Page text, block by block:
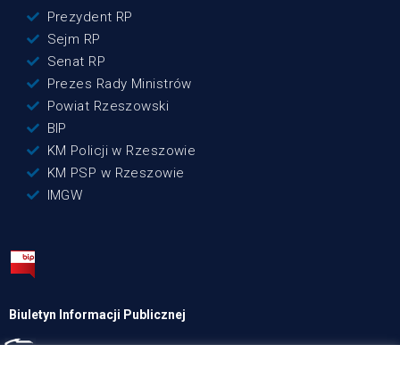
Prezydent RP
Sejm RP
Senat RP
Prezes Rady Ministrów
Powiat Rzeszowski
BIP
KM Policji w Rzeszowie
KM PSP w Rzeszowie
IMGW
Biuletyn Informacji Publicznej